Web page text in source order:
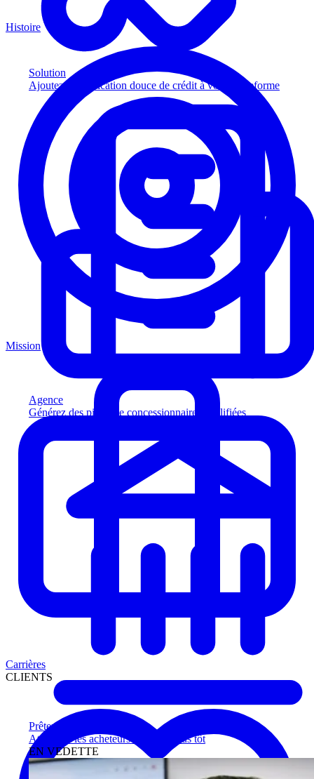
Solution
Ajoutez la vérification douce de crédit à votre plateforme
Agence
Générez des pistes de concessionnaires qualifiées
Prêteurs
Atteignez les acheteurs qualifiés plus tôt
EN VEDETTE
Histoire
Mission
Carrières
CLIENTS